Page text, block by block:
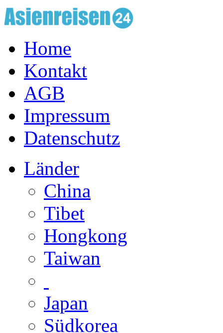
Home
Kontakt
AGB
Impressum
Datenschutz
Länder
China
Tibet
Hongkong
Taiwan
Japan
Südkorea